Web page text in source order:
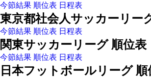
今節結果 順位表 日程表
東京都社会人サッカーリー
今節結果 順位表 日程表
関東サッカーリーグ 順位表
今節結果 順位表 日程表
日本フットボールリーグ 順